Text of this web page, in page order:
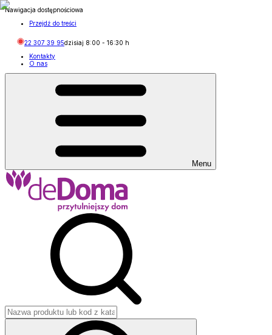
Nawigacja dostępnościowa
Przejdź do treści
22 307 39 95dzisiaj 8:00 - 16:30 h
Kontakty
O nas
Menu